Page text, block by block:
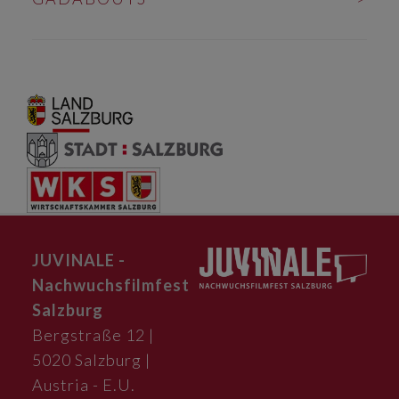
JUVINALE -
Nachwuchsfilmfest
Salzburg
Bergstraße 12 |
5020 Salzburg |
Austria - E.U.